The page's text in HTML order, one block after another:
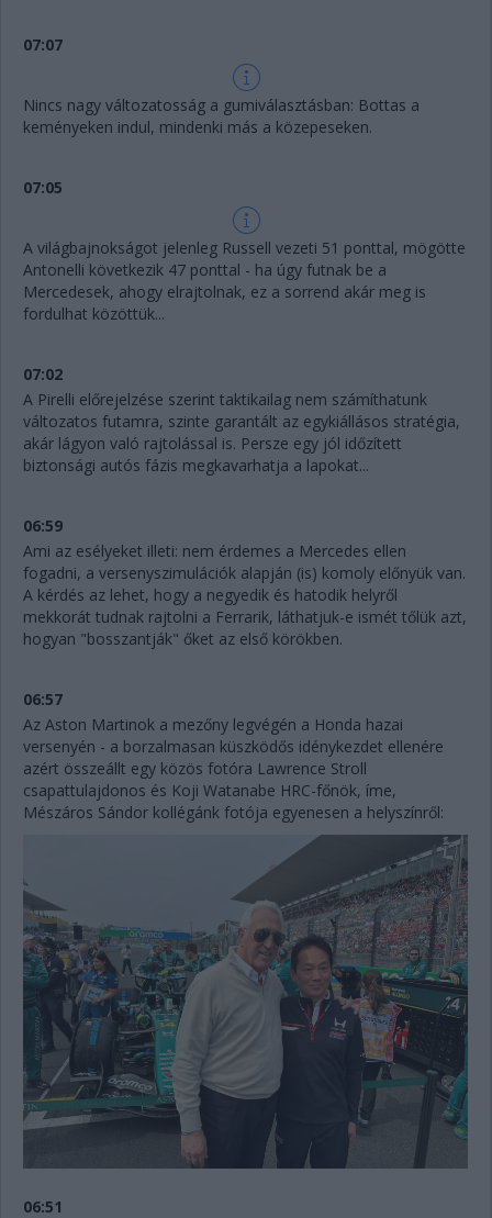
07:07
Nincs nagy változatosság a gumiválasztásban: Bottas a
keményeken indul, mindenki más a közepeseken.
07:05
A világbajnokságot jelenleg Russell vezeti 51 ponttal, mögötte
Antonelli következik 47 ponttal - ha úgy futnak be a
Mercedesek, ahogy elrajtolnak, ez a sorrend akár meg is
fordulhat közöttük...
07:02
A Pirelli előrejelzése szerint taktikailag nem számíthatunk
változatos futamra, szinte garantált az egykiállásos stratégia,
akár lágyon való rajtolással is. Persze egy jól időzített
biztonsági autós fázis megkavarhatja a lapokat...
06:59
Ami az esélyeket illeti: nem érdemes a Mercedes ellen
fogadni, a versenyszimulációk alapján (is) komoly előnyük van.
A kérdés az lehet, hogy a negyedik és hatodik helyről
mekkorát tudnak rajtolni a Ferrarik, láthatjuk-e ismét tőlük azt,
hogyan "bosszantják" őket az első körökben.
06:57
Az Aston Martinok a mezőny legvégén a Honda hazai
versenyén - a borzalmasan küszködős idénykezdet ellenére
azért összeállt egy közös fotóra Lawrence Stroll
csapattulajdonos és Koji Watanabe HRC-főnök, íme,
Mészáros Sándor kollégánk fotója egyenesen a helyszínről:
06:51